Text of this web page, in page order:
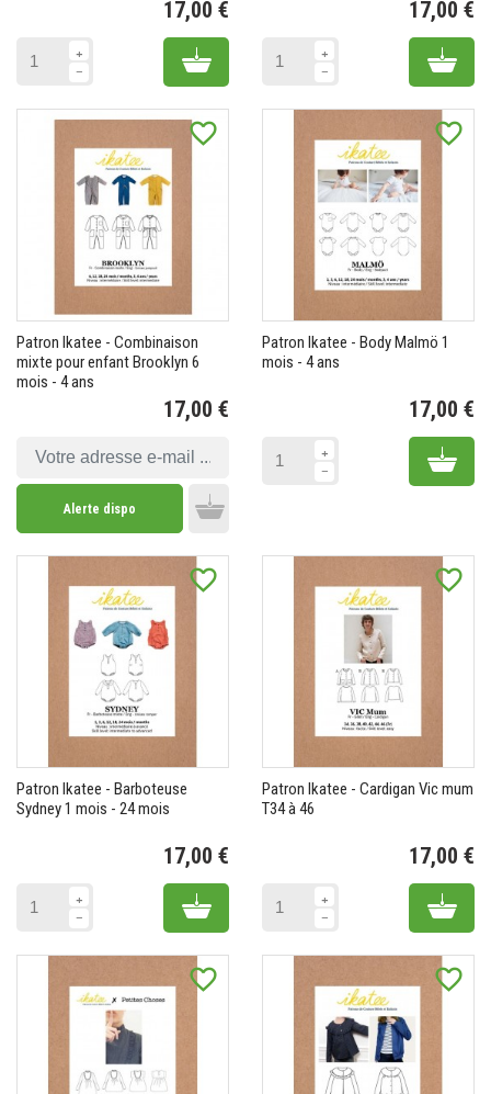
17,00 €
Add to cart
17,00 €
Add
favorite_border
Patron Ikatee - Combinaison
mixte pour enfant Brooklyn 6
mois - 4 ans
17,00 €
Alerte dispo
favorite_border
Patron Ikatee - Body Malmö 1
mois - 4 ans
17,00 €
Add
favorite_border
Patron Ikatee - Barboteuse
Sydney 1 mois - 24 mois
17,00 €
Add to cart
favorite_border
Patron Ikatee - Cardigan Vic mum
T34 à 46
17,00 €
Add
favorite_border favorite_border